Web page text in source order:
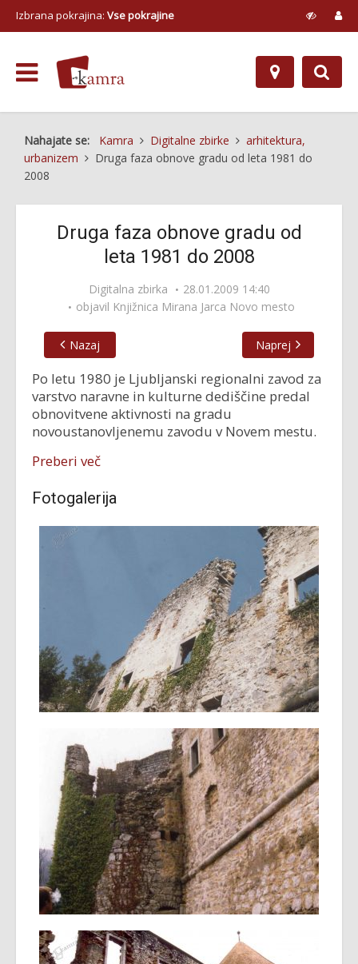
Izbrana pokrajina: Vse pokrajine
Nahajate se: Kamra Digitalne zbirke
arhitektura,
urbanizem
Druga faza obnove gradu od leta 1981 do
2008
Druga faza obnove gradu od
leta 1981 do 2008
Digitalna zbirka
28.01.2009 14:40
objavil Knjižnica Mirana Jarca Novo mesto
Nazaj Naprej
Po letu 1980 je Ljubljanski regionalni zavod za
varstvo naravne in kulturne dediščine predal
obnovitvene aktivnosti na gradu
novoustanovljenemu zavodu v Novem mestu.
Preberi več
Fotogalerija